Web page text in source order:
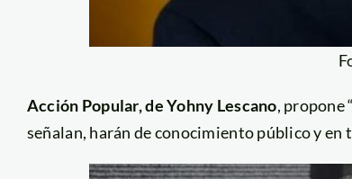
Acción Popular, de Yohny Lescano, propone
señalan, harán de conocimiento público y